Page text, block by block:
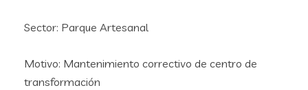
Sector: Parque Artesanal
Motivo: Mantenimiento correctivo de centro de
transformación